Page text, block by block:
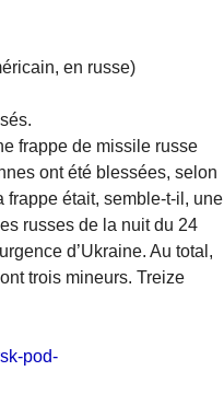
en russe)
frappe de missile russe
ont été blessées, selon
frappe était, semble-t-il, une
russes de la nuit du 24
d’Ukraine. Au total,
trois mineurs. Treize
pod-